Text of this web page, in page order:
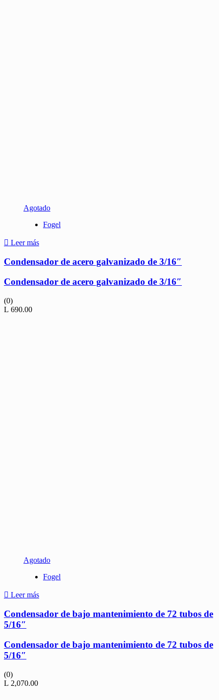
Agotado
Fogel
Leer más
Condensador de acero galvanizado de 3/16″
Condensador de acero galvanizado de 3/16″
(0)
L 690.00
Agotado
Fogel
Leer más
Condensador de bajo mantenimiento de 72 tubos de
5/16″
Condensador de bajo mantenimiento de 72 tubos de
5/16″
(0)
L 2,070.00